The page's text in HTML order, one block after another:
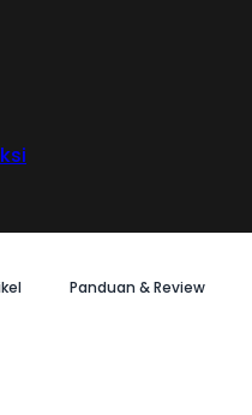
Panduan & Review